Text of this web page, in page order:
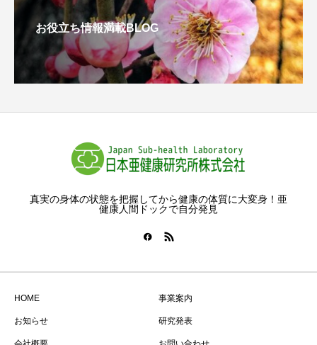
お役立ち情報満載BLOG
真実の身体の状態を把握してから健康の体質に大変身！亜
健康人間ドックで自分発見
HOME 事業案内
お知らせ 研究発表